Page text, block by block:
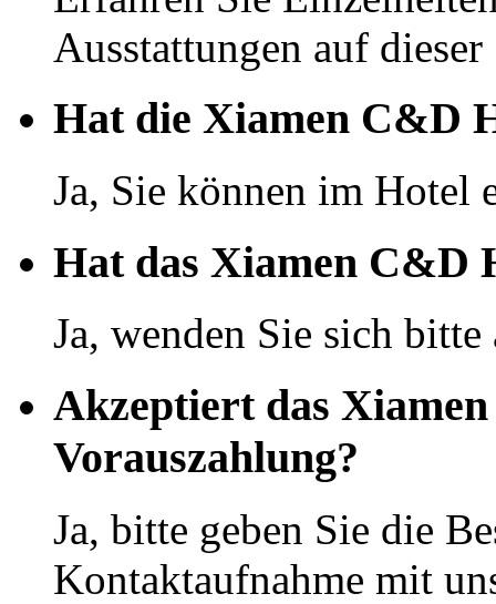
Ausstattungen auf dieser
Hat die Xiamen C&D
Ja, Sie können im Hotel
Hat das Xiamen C&D
Ja, wenden Sie sich
Akzeptiert das
Vorauszahlung?
Ja, bitte geben Sie die
Kontaktaufnahme mit